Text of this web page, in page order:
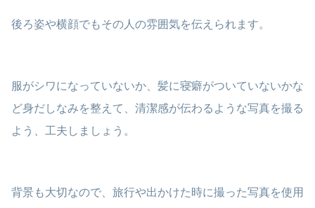
後ろ姿や横顔でもその人の雰囲気を伝えられます。
服がシワになっていないか、髪に寝癖がついていないかな
ど身だしなみを整えて、清潔感が伝わるような写真を撮る
よう、工夫しましょう。
背景も大切なので、旅行や出かけた時に撮った写真を使用